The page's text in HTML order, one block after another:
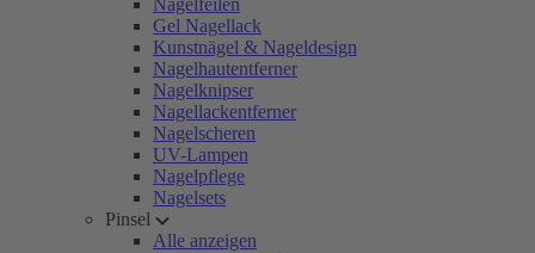
Nagelfeilen
Gel Nagellack
Kunstnägel & Nageldesign
Nagelhautentferner
Nagelknipser
Nagellackentferner
Nagelscheren
UV-Lampen
Nagelpflege
Nagelsets
Pinsel
Alle anzeigen